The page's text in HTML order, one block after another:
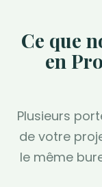
Ce que
en
Plusieurs
de votre
le même